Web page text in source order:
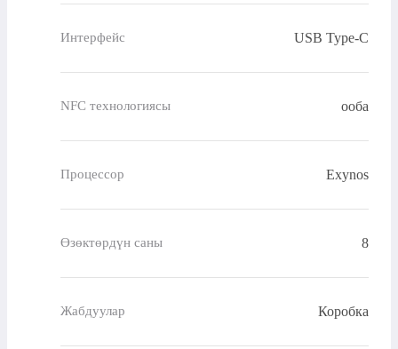
Интерфейс USB Type-C
NFC технологиясы ооба
Процессор Exynos
Өзөктөрдүн саны 8
Жабдуулар Коробка